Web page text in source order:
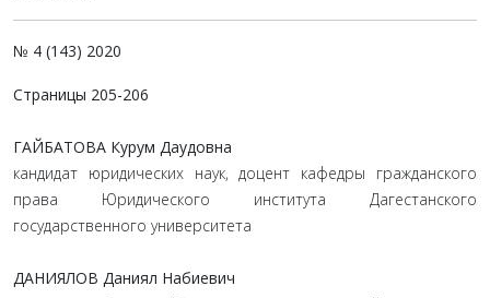
№ 4 (143) 2020
Страницы 205-206
ГАЙБАТОВА Курум Даудовна
кандидат юридических наук, доцент кафедры гражданского
права Юридического института Дагестанского
государственного университета
ДАНИЯЛОВ Даниял Набиевич